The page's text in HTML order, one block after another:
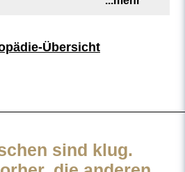
Übersicht
sind klug.